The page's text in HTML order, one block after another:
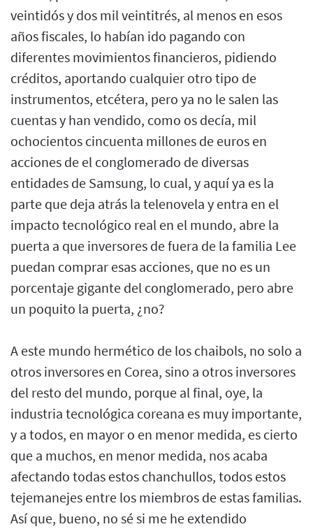
veintidós y dos mil veintitrés, al menos en esos
años fiscales, lo habían ido pagando con
diferentes movimientos financieros, pidiendo
créditos, aportando cualquier otro tipo de
instrumentos, etcétera, pero ya no le salen las
cuentas y han vendido, como os decía, mil
ochocientos cincuenta millones de euros en
acciones de el conglomerado de diversas
entidades de Samsung, lo cual, y aquí ya es la
parte que deja atrás la telenovela y entra en el
impacto tecnológico real en el mundo, abre la
puerta a que inversores de fuera de la familia Lee
puedan comprar esas acciones, que no es un
porcentaje gigante del conglomerado, pero abre
un poquito la puerta, ¿no?
A este mundo hermético de los chaibols, no solo a
otros inversores en Corea, sino a otros inversores
del resto del mundo, porque al final, oye, la
industria tecnológica coreana es muy importante,
y a todos, en mayor o en menor medida, es cierto
que a muchos, en menor medida, nos acaba
afectando todas estos chanchullos, todos estos
tejemanejes entre los miembros de estas familias.
Así que, bueno, no sé si me he extendido